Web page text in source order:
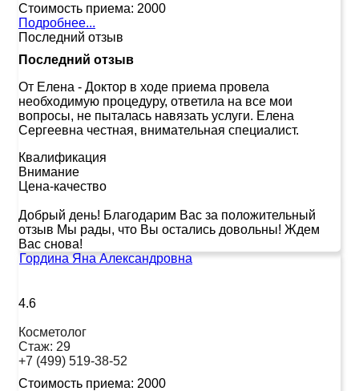
Стоимость приема: 2000
Подробнее...
Последний отзыв
Последний отзыв
От Елена - Доктор в ходе приема провела
необходимую процедуру, ответила на все мои
вопросы, не пыталась навязать услуги. Елена
Сергеевна честная, внимательная специалист.
Квалификация
Внимание
Цена-качество
Добрый день! Благодарим Вас за положительный
отзыв Мы рады, что Вы остались довольны! Ждем
Вас снова!
Гордина Яна Александровна
4.6
Косметолог
Стаж: 29
+7 (499) 519-38-52
Стоимость приема: 2000